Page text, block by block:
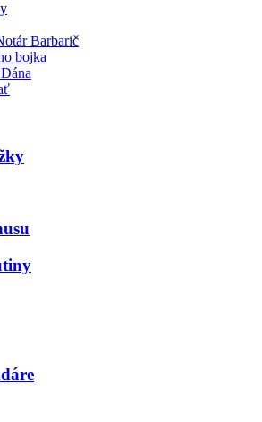
Barbarič
bojka